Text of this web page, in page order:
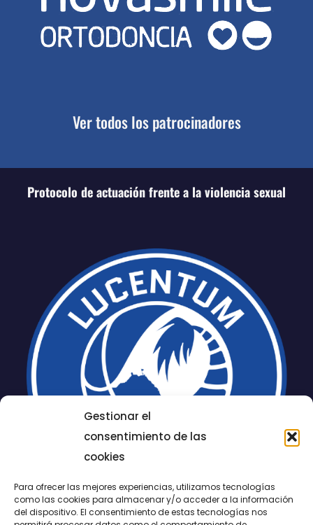
Gestionar el
consentimiento de las
cookies
Para ofrecer las mejores experiencias, utilizamos tecnologías
como las cookies para almacenar y/o acceder a la información
del dispositivo. El consentimiento de estas tecnologías nos
Ver todos los patrocinadores
Protocolo de actuación frente a la violencia sexual